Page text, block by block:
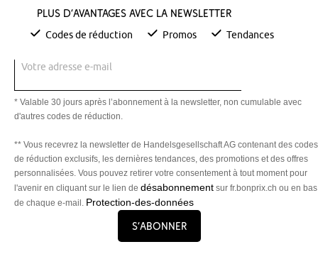
Plus d’avantages avec la newsletter
Codes de réduction Promos Tendances
Votre adresse e-mail
* Valable 30 jours après l’abonnement à la newsletter, non cumulable avec
d'autres codes de réduction.
** Vous recevrez la newsletter de Handelsgesellschaft AG contenant des codes
de réduction exclusifs, les dernières tendances, des promotions et des offres
personnalisées. Vous pouvez retirer votre consentement à tout moment pour
l'avenir en cliquant sur le lien de désabonnement sur fr.bonprix.ch ou en bas
de chaque e-mail. Protection-des-données
S’abonner